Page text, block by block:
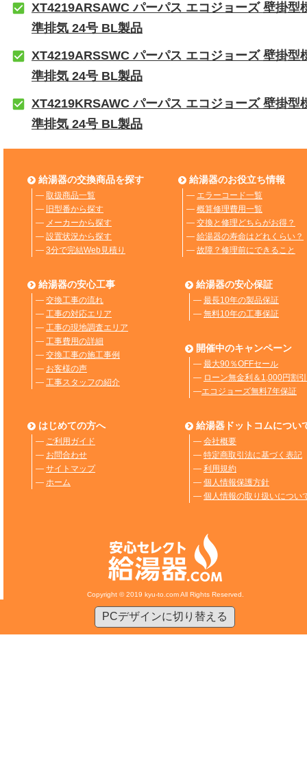
XT4219ARSAWC パーパス エコジョーズ 壁掛型
準排気 24号 BL製品
XT4219ARSSWC パーパス エコジョーズ 壁掛型
準排気 24号 BL製品
XT4219KRSAWC パーパス エコジョーズ 壁掛型
準排気 24号 BL製品
給湯器の交換商品を探す
― 取扱商品一覧
― 旧型番から探す
― メーカーから探す
― 設置状況から探す
― 3分で完結Web見積り
給湯器のお役立ち情報
― エラーコード一覧
― 概算修理費用一覧
― 交換と修理どちらがお得？
― 給湯器の寿命はどれくらい？
― 故障？修理前にできること
給湯器の安心工事
― 交換工事の流れ
― 工事の対応エリア
― 工事の現地調査エリア
― 工事費用の詳細
― 交換工事の施工事例
― お客様の声
― 工事スタッフの紹介
給湯器の安心保証
― 最長10年の製品保証
― 無料10年の工事保証
開催中のキャンペーン
― 最大90％OFFセール
― ローン無金利＆1,000円割引
―エコジョーズ無料7年保証
はじめての方へ
― ご利用ガイド
― お問合わせ
― サイトマップ
― ホーム
給湯器ドットコムについ
― 会社概要
― 特定商取引法に基づく表記
― 利用規約
― 個人情報保護方針
― 個人情報の取り扱いについ
Copyright © 2019 kyu-to.com All Rights Reserved.